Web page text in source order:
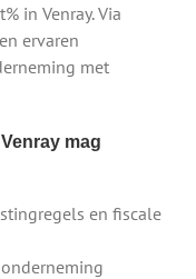
in Venray. Via
ervaren
met
mag
en fiscale